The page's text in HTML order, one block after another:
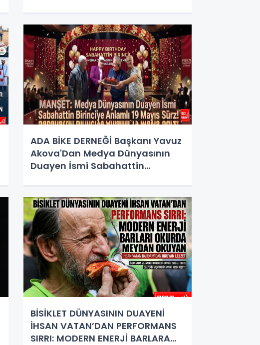
ADA BİKE DERNEĞİ Başkanı Yavuz
Akova'Dan Medya Dünyasının
Duayen İsmi Sabahattin
BİSİKLET DÜNYASININ DUAYENİ
İHSAN VATAN’DAN PERFORMANS
SIRRI: MODERN ENERJİ BARLARA